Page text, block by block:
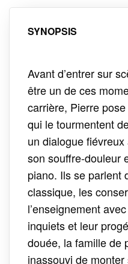
SYNOPSIS
Avant d’entrer sur
être un de ces
carrière, Pierre
qui le tourmentent
un dialogue
son souffre-douleur
piano. Ils se parlent
classique, les
l’enseignement
inquiets et leur
douée, la famille de
inassouvi de